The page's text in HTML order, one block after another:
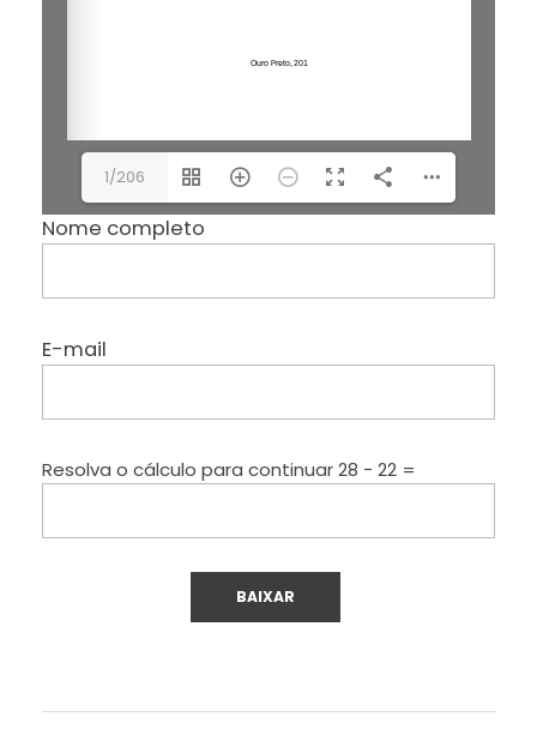
1/206
Nome completo
E-mail
Resolva o cálculo para continuar28 − 22 =